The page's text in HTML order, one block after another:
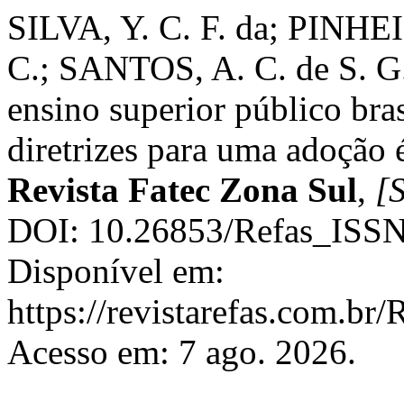
SILVA, Y. C. F. da;
C.; SANTOS, A. C. de S.
ensino superior público
diretrizes para uma
Revista Fatec Zona Sul,
DOI: 10.26853/
Disponível em:
https://
Acesso em: 7 ago. 2026.